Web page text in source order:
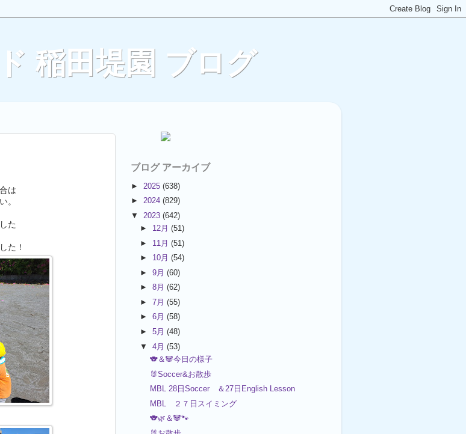
稲田堤園 ブログ
は
。
た
た！
ブログ アーカイブ
► 2025 (638)
► 2024 (829)
▼ 2023 (642)
► 12月(51)
► 11月(51)
► 10月(54)
►9月(60)
►8月(62)
►7月(55)
►6月(58)
►5月(48)
▼4月(53)
🐨＆🐼今日の様子
🐰Soccer&お散歩
MBL 28日Soccer ＆27日English Lesson
MBL ２７日スイミング
🐨🌿＆🐼🐾